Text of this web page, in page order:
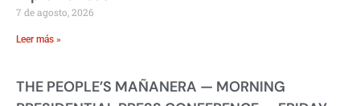
7 de agosto, 2026
Leer más »
THE PEOPLE’S MAÑANERA — MORNING